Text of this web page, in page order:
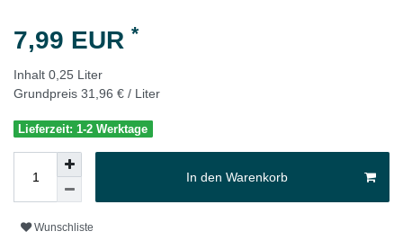
7,99 EUR *
Inhalt 0,25 Liter
Grundpreis 31,96 € / Liter
Lieferzeit: 1-2 Werktage
In den Warenkorb
Wunschliste